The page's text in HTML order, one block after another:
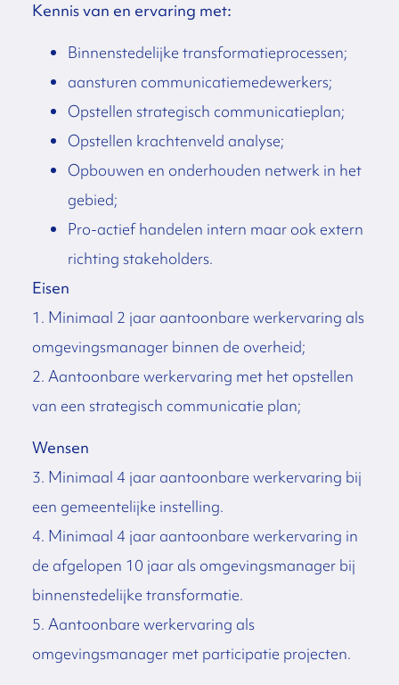
Kennis van en ervaring met:
Binnenstedelijke transformatieprocessen;
aansturen communicatiemedewerkers;
Opstellen strategisch communicatieplan;
Opstellen krachtenveld analyse;
Opbouwen en onderhouden netwerk in het
gebied;
Pro-actief handelen intern maar ook extern
richting stakeholders.
Eisen
1. Minimaal 2 jaar aantoonbare werkervaring als
omgevingsmanager binnen de overheid;
2. Aantoonbare werkervaring met het opstellen
van een strategisch communicatie plan;
Wensen
3. Minimaal 4 jaar aantoonbare werkervaring bij
een gemeentelijke instelling.
4. Minimaal 4 jaar aantoonbare werkervaring in
de afgelopen 10 jaar als omgevingsmanager bij
binnenstedelijke transformatie.
5. Aantoonbare werkervaring als
omgevingsmanager met participatie projecten.